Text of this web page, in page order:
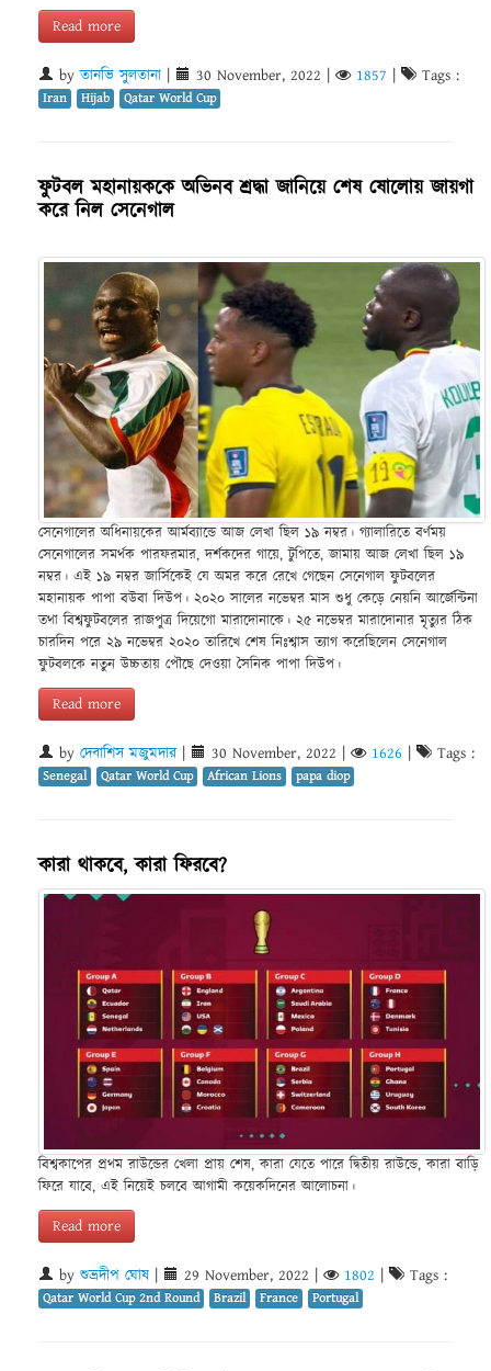
Read more
byতানভি সুলতানা 30 November, 2022 1857 Tags :
Iran Hijab Qatar World Cup
ফুটবল মহানায়ককে অভিনব শ্রদ্ধা জানিয়ে শেষ ষোলোয় জায়গা
করে নিল সেনেগাল
সেনেগালের অধিনায়কের আর্মব্যান্ডে আজ লেখা ছিল ১৯ নম্বর। গ্যালারিতে বর্ণময়
সেনেগালের সমর্থক পারফরমার, দর্শকদের গায়ে, টুপিতে, জামায় আজ লেখা ছিল ১৯
নম্বর। এই ১৯ নম্বর জার্সিকেই যে অমর করে রেখে গেছেন সেনেগাল ফুটবলের
মহানায়ক পাপা বউবা দিউপ। ২০২০ সালের নভেম্বর মাস শুধু কেড়ে নেয়নি আর্জেন্টিনা
তথা বিশ্বফুটবলের রাজপুত্র দিয়েগো মারাদোনাকে। ২৫ নভেম্বর মারাদোনার মৃত্যুর ঠিক
চারদিন পরে ২৯ নভেম্বর ২০২০ তারিখে শেষ নিঃশ্বাস ত্যাগ করেছিলেন সেনেগাল
ফুটবলকে নতুন উচ্চতায় পৌছে দেওয়া সৈনিক পাপা দিউপ।
Read more
by দেবাশিস মজুমদার| 30 November, 2022 1626 Tags :
Senegal Qatar World Cup African Lions papa diop
কারা থাকবে, কারা ফিরবে?
বিশ্বকাপের প্রথম রাউন্ডের খেলা প্রায় শেষ, কারা যেতে পারে দ্বিতীয় রাউন্ডে, কারা বাড়ি
ফিরে যাবে, এই নিয়েই চলবে আগামী কয়েকদিনের আলোচনা।
Read more
by শুভ্রদীপ ঘোষ 29 November, 2022 1802 Tags :
Qatar World Cup 2nd Round Brazil France Portugal